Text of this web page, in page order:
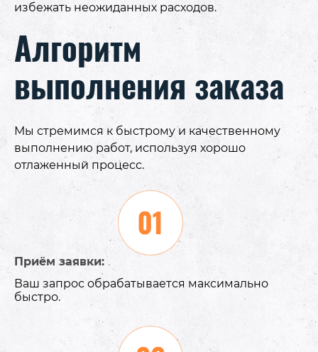
избежать неожиданных расходов.
Алгоритм
выполнения заказа
Мы стремимся к быстрому и качественному
выполнению работ, используя хорошо
отлаженный процесс.
Приём заявки:
Ваш запрос обрабатывается максимально
быстро.